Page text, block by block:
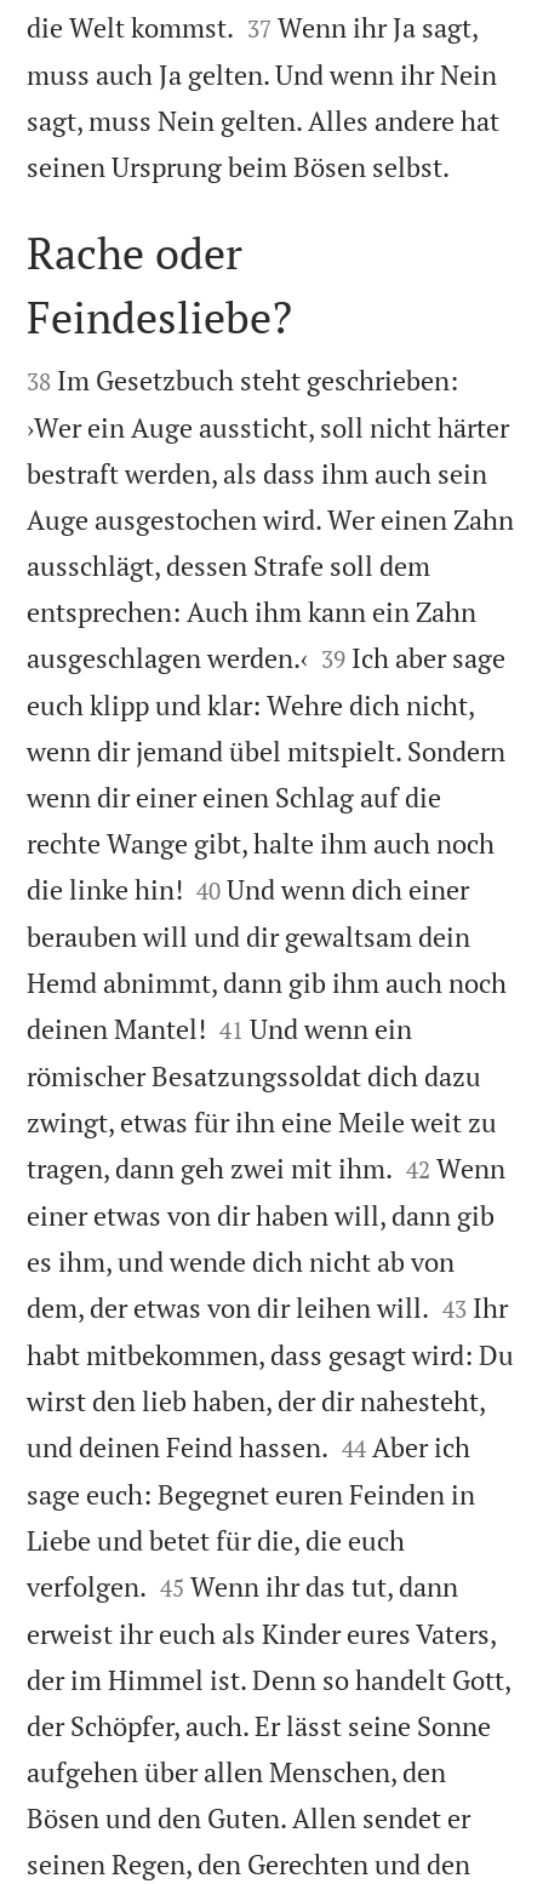
die Welt kommst. 

37 Wenn ihr Ja sagt,
muss auch Ja gelten. Und wenn ihr Nein
sagt, muss Nein gelten. Alles andere hat
seinen Ursprung beim Bösen selbst.

Rache oder
Feindesliebe?

38 Im Gesetzbuch steht geschrieben:
›Wer ein Auge aussticht, soll nicht härter
bestraft werden, als dass ihm auch sein
Auge ausgestochen wird. Wer einen Zahn
ausschlägt, dessen Strafe soll dem
entsprechen: Auch ihm kann ein Zahn
ausgeschlagen werden.‹ 

39 Ich aber sage
euch klipp und klar: Wehre dich nicht,
wenn dir jemand übel mitspielt. Sondern
wenn dir einer einen Schlag auf die
rechte Wange gibt, halte ihm auch noch
die linke hin! 

40 Und wenn dich einer
berauben will und dir gewaltsam dein
Hemd abnimmt, dann gib ihm auch noch
deinen Mantel! 

41 Und wenn ein
römischer Besatzungssoldat dich dazu
zwingt, etwas für ihn eine Meile weit zu
tragen, dann geh zwei mit ihm. 

42 Wenn
einer etwas von dir haben will, dann gib
es ihm, und wende dich nicht ab von
dem, der etwas von dir leihen will. 

43 Ihr
habt mitbekommen, dass gesagt wird: Du
wirst den lieb haben, der dir nahesteht,
und deinen Feind hassen. 

44 Aber ich
sage euch: Begegnet euren Feinden in
Liebe und betet für die, die euch
verfolgen. 

45 Wenn ihr das tut, dann
erweist ihr euch als Kinder eures Vaters,
der im Himmel ist. Denn so handelt Gott,
der Schöpfer, auch. Er lässt seine Sonne
aufgehen über allen Menschen, den
Bösen und den Guten. Allen sendet er
seinen Regen, den Gerechten und den